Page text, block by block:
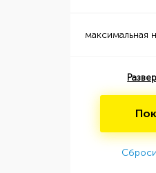
максимальная